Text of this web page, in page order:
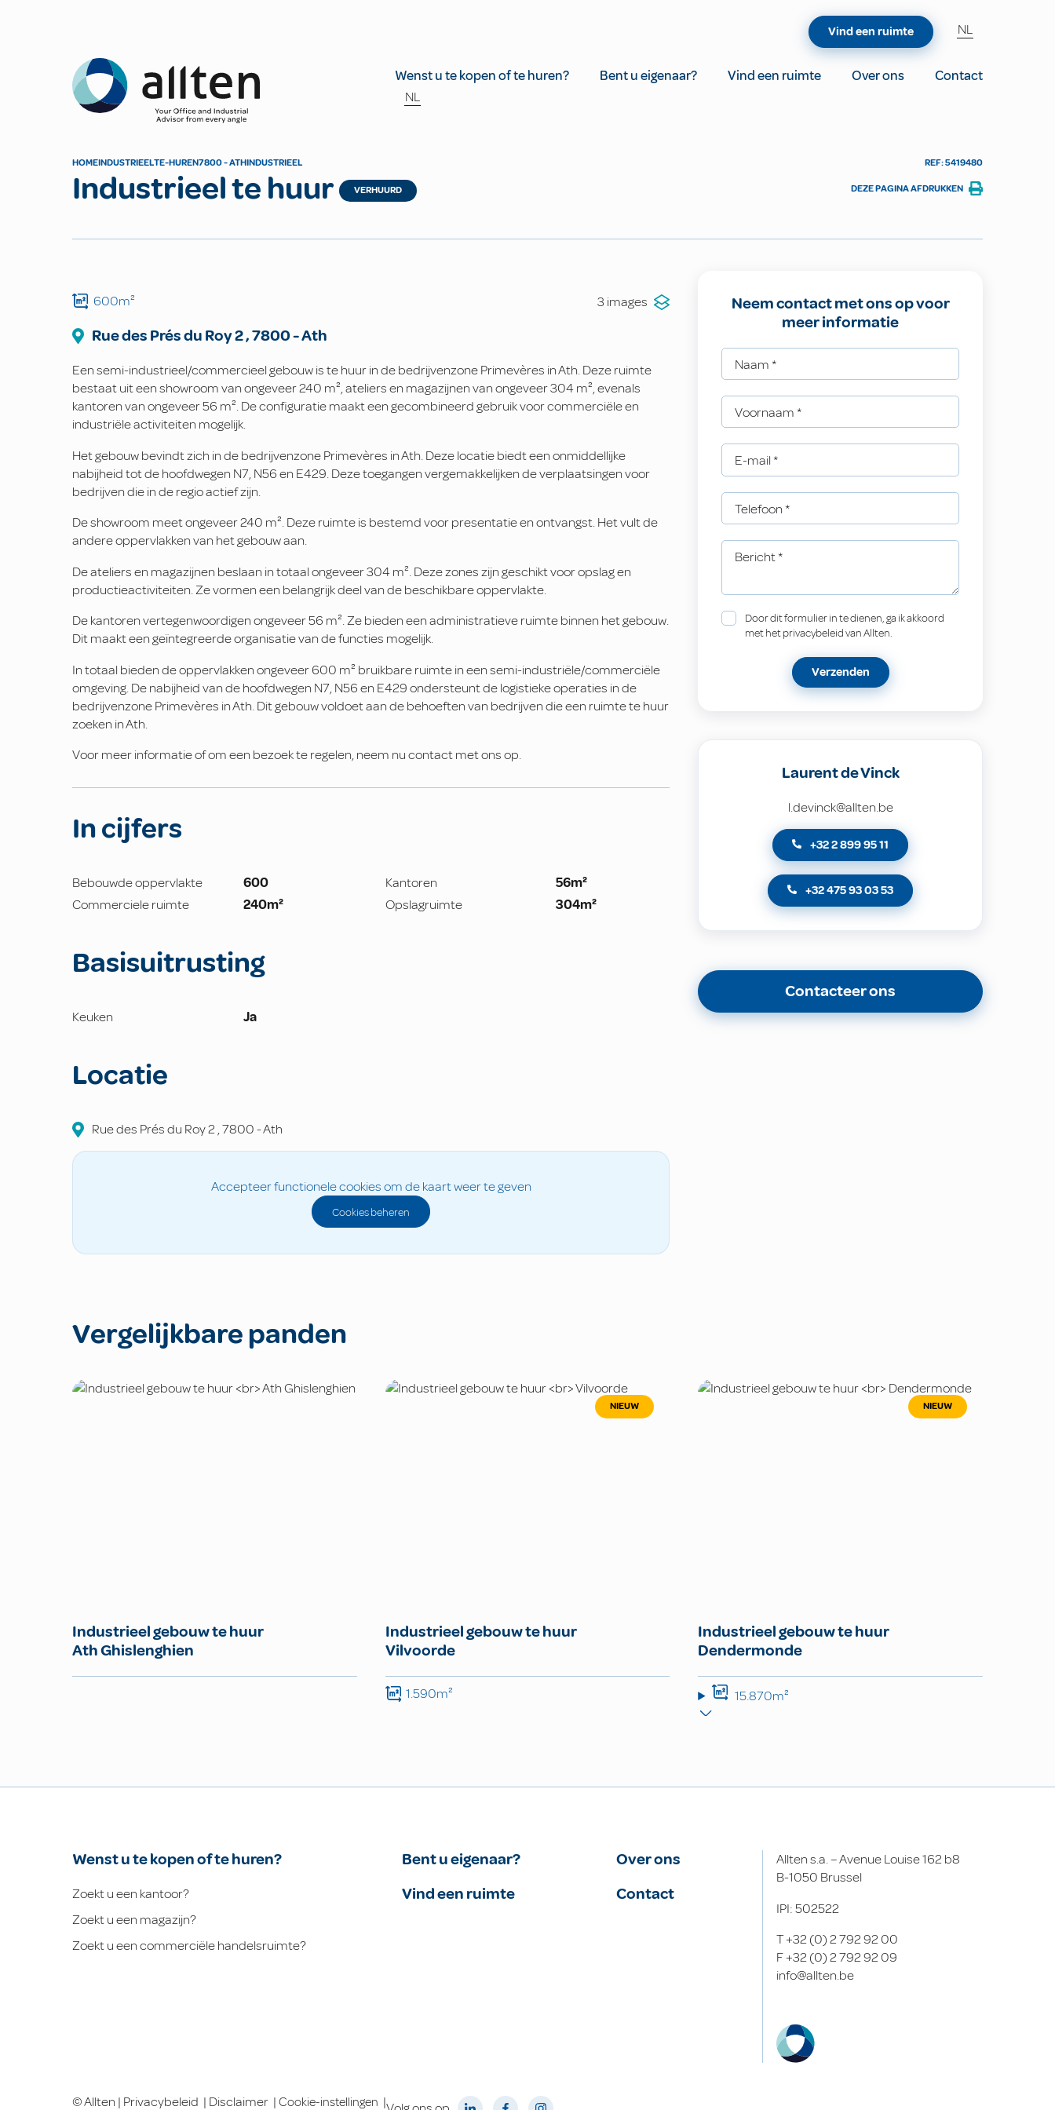
Allten
Wenst u te kopen of te huren? Bent u eigenaar? Vind een ruimte Over ons
Contact
NL
Vind een ruimte NL
HOMEINDUSTRIEELTE-HUREN7800 - ATHINDUSTRIEEL
Industrieel te huur VERHUURD
REF: 5419480
DEZE PAGINA AFDRUKKEN
600m² 3 images
Rue des Prés du Roy2,7800-Ath
Een semi-industrieel/commercieel gebouw is te huur in de bedrijvenzone Primevères in Ath. Deze ruimte
bestaat uit een showroom van ongeveer 240 m², ateliers en magazijnen van ongeveer 304 m², evenals
kantoren van ongeveer 56 m². De configuratie maakt een gecombineerd gebruik voor commerciële en
industriële activiteiten mogelijk.
Het gebouw bevindt zich in de bedrijvenzone Primevères in Ath. Deze locatie biedt een onmiddellijke
nabijheid tot de hoofdwegen N7, N56 en E429. Deze toegangen vergemakkelijken de verplaatsingen voor
bedrijven die in de regio actief zijn.
De showroom meet ongeveer 240 m². Deze ruimte is bestemd voor presentatie en ontvangst. Het vult de
andere oppervlakken van het gebouw aan.
De ateliers en magazijnen beslaan in totaal ongeveer 304 m². Deze zones zijn geschikt voor opslag en
productieactiviteiten. Ze vormen een belangrijk deel van de beschikbare oppervlakte.
De kantoren vertegenwoordigen ongeveer 56 m². Ze bieden een administratieve ruimte binnen het gebouw.
Dit maakt een geïntegreerde organisatie van de functies mogelijk.
In totaal bieden de oppervlakken ongeveer 600 m² bruikbare ruimte in een semi-industriële/commerciële
omgeving. De nabijheid van de hoofdwegen N7, N56 en E429 ondersteunt de logistieke operaties in de
bedrijvenzone Primevères in Ath. Dit gebouw voldoet aan de behoeften van bedrijven die een ruimte te huur
zoeken in Ath.
Voor meer informatie of om een bezoek te regelen, neem nu contact met ons op.
In cijfers
Bebouwde oppervlakte 600 Kantoren
56m²
Commerciele ruimte
240m² Opslagruimte 304m²
Basisuitrusting
Keuken Ja
Locatie
Rue des Prés du Roy2,7800-Ath
Accepteer functionele cookies om de kaart weer te geven
Cookies beheren
Neem contact met ons op voor
meer informatie
Naam *
Voornaam *
E-mail *
Telefoon *
Bericht*
Door dit formulier in te dienen, ga ik akkoord
met het privacybeleid van Allten.
Verzenden
Laurent de Vinck
l.devinck@allten.be
+32 2 899 95 11
+32 475 93 03 53
Contacteer ons
Vergelijkbare panden
Industrieel gebouw te huur
Ath Ghislenghien
NIEUW
Industrieel gebouw te huur
Vilvoorde
1.590m²
NIEUW
Industrieel gebouw te huur
Dendermonde
15.870m²
Wenst u te kopen of te huren?
Zoekt u een kantoor?
Zoekt u een magazijn?
Zoekt u een commerciële handelsruimte?
Bent u eigenaar?
Vind een ruimte
Over ons
Contact
Allten s.a. – Avenue Louise 162 b8
B-1050 Brussel
IPI: 502522
T+32 (0) 2 792 92 00
F+32 (0) 2 792 92 09
info@allten.be
© Allten | Privacybeleid | Disclaimer | Cookie-instellingen |